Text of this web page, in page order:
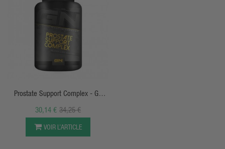
APERÇU RAPIDE
Prostate Support Complex - GN
Laboratories
34,25 €
30,14 €
VOIR L’ARTICLE